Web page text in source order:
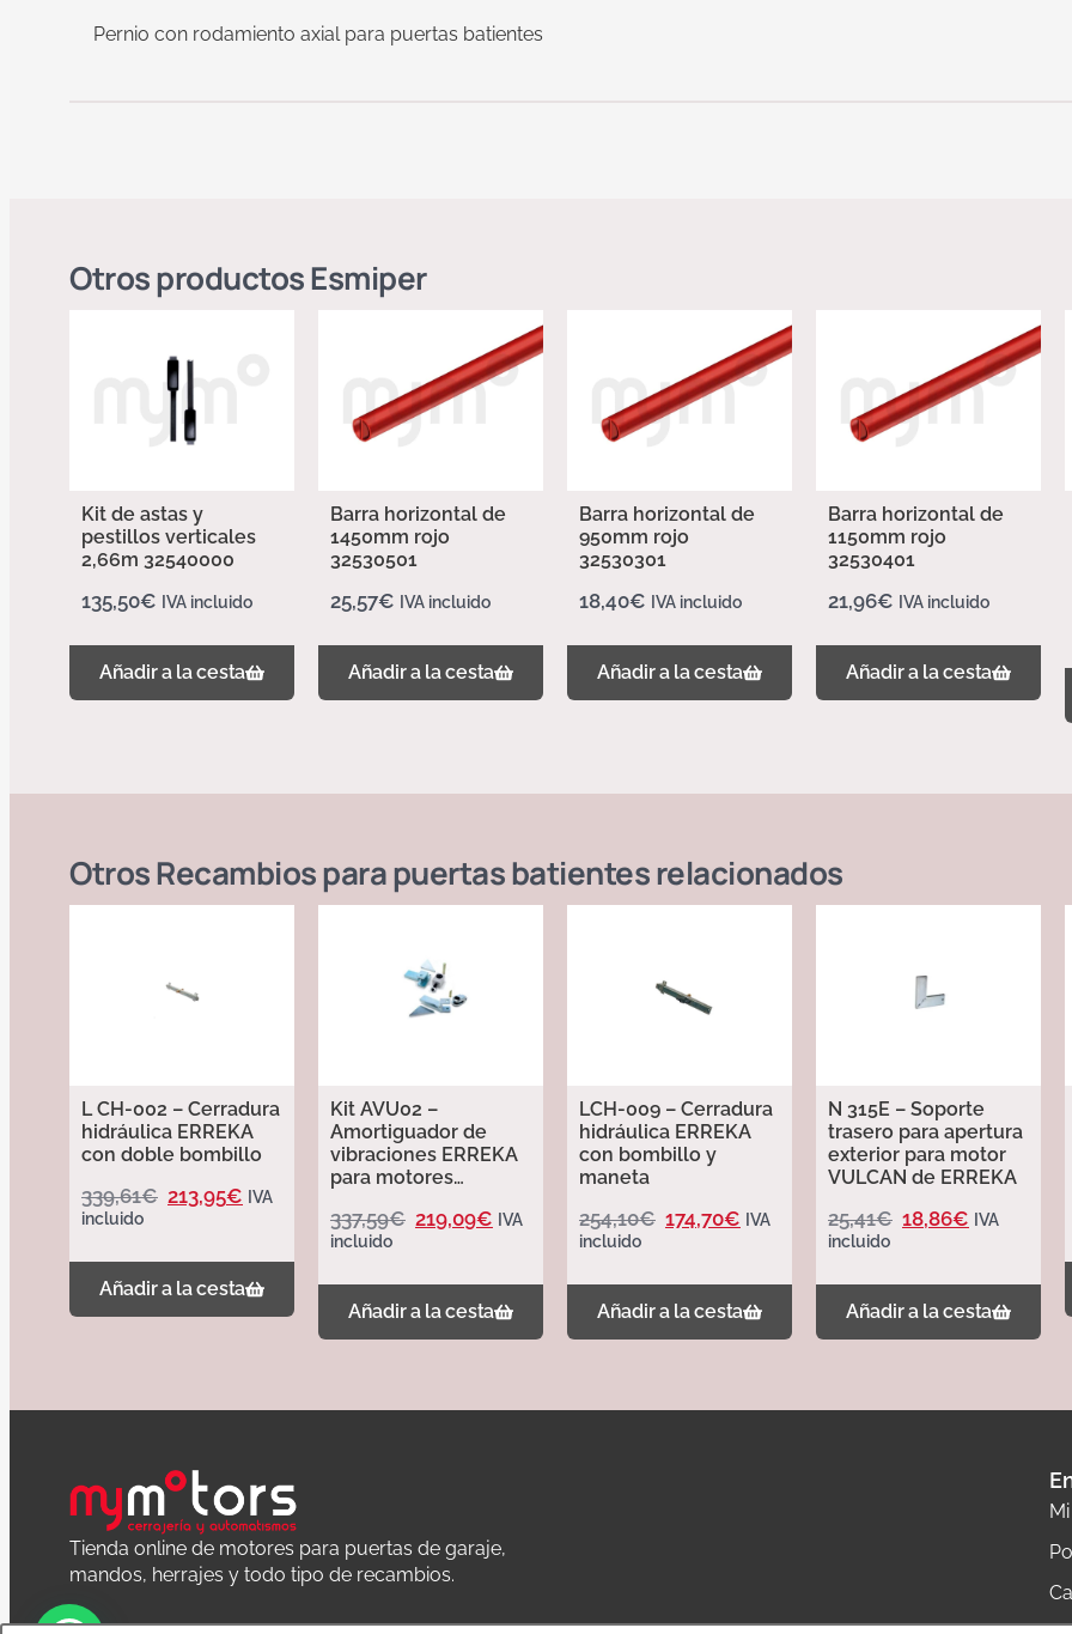
Pernio con rodamiento axial para puertas batientes
Otros productosEsmiper
Kit de astas y
pestillos verticales
2,66m 32540000
135,50€ IVA incluido
Añadir a la cesta
Barra horizontal de
1450mm rojo
32530501
25,57€ IVA incluido
Añadir a la cesta
Barra horizontal de
950mm rojo
32530301
18,40€ IVA incluido
Añadir a la cesta
Barra horizontal de
1150mm rojo
32530401
21,96€ IVA incluido
Añadir a la cesta
OtrosRecambios para puertas batientesrelacionados
L CH-002 – Cerradura
hidráulica ERREKA
con doble bombillo
339,61€ 213,95€ IVA
incluido
Añadir a la cesta
Kit AVU02 –
Amortiguador de
vibraciones ERREKA
para motores
337,59€ 219,09€ IVA
incluido
Añadir a la cesta
LCH-009 – Cerradura
hidráulica ERREKA
con bombillo y
maneta
254,10€ 174,70€ IVA
incluido
Añadir a la cesta
N 315E – Soporte
trasero para apertura
exterior para motor
VULCAN de ERREKA
25,41€ 18,86€ IVA
incluido
Añadir a la cesta
Tienda online de motores para puertas de garaje,
mandos, herrajes y todo tipo de recambios.